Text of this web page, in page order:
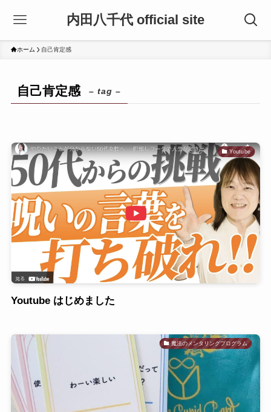
内田八千代 official site
ホーム 自己肯定感
自己肯定感 – tag –
Youtube
Youtube はじめました
魔法のメンタリングプログラム